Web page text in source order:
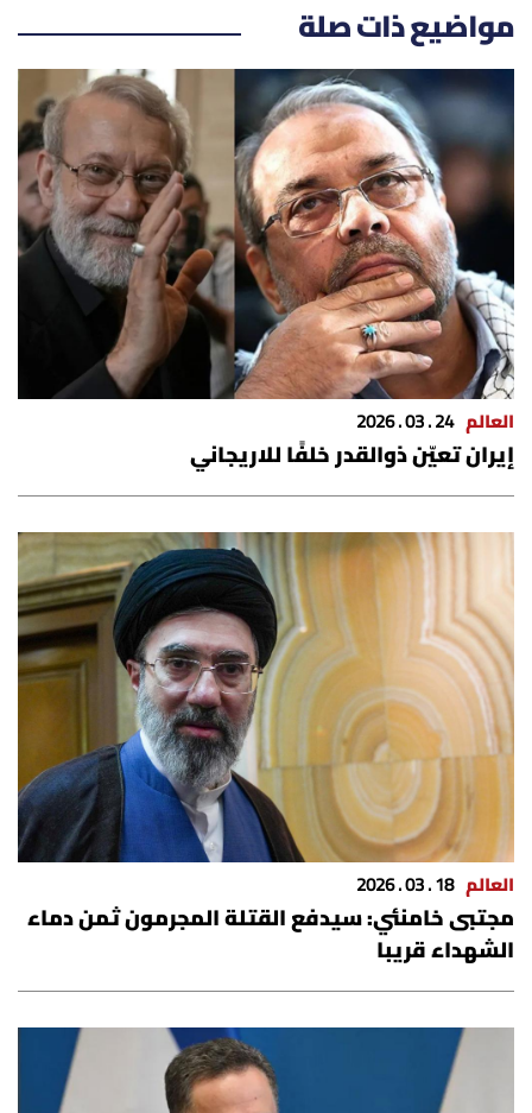
شروط الاستخدام
شروط الإشتراك
Digital solutions by
مواضيع ذات صلة
العالم 24 . 03 . 2026
إيران تعيّن ذوالقدر خلفًا للاريجاني
العالم 18 . 03 . 2026
مجتبى خامنئي: سيدفع القتلة المجرمون ثمن دماء
الشهداء قريبا